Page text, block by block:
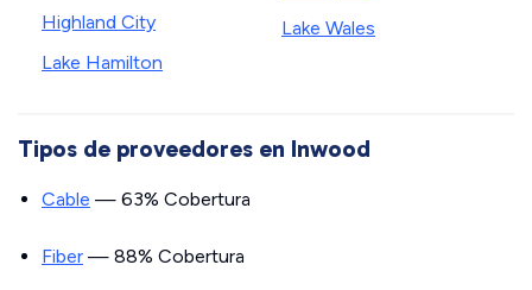
Highland City
Lake Hamilton
Lake Wales
Tipos de proveedores en Inwood
Cable — 63% Cobertura
Fiber — 88% Cobertura